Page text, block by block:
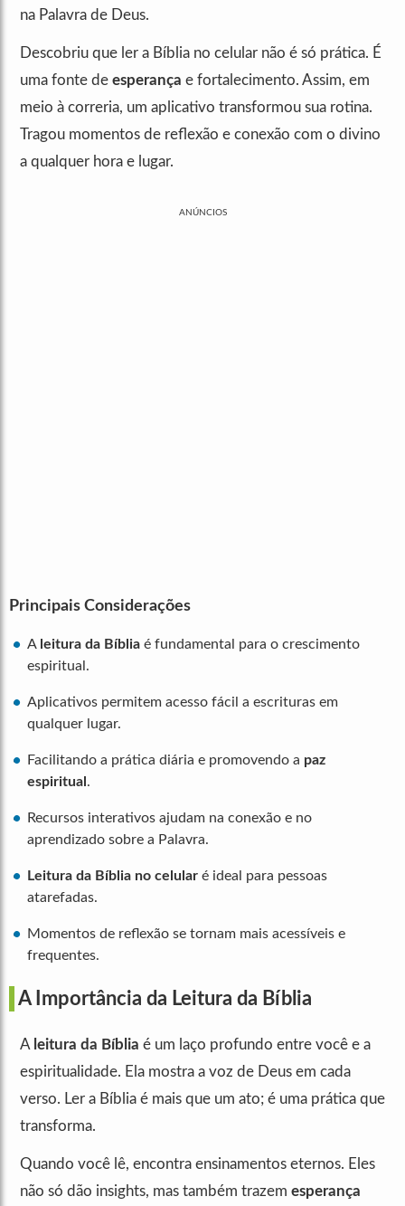
na Palavra de Deus.
Descobriu que ler a Bíblia no celular não é só prática. É
uma fonte de esperança e fortalecimento. Assim, em
meio à correria, um aplicativo transformou sua rotina.
Tragou momentos de reflexão e conexão com o divino
a qualquer hora e lugar.
ANÚNCIOS
Principais Considerações
A leitura da Bíblia é fundamental para o crescimento
espiritual.
Aplicativos permitem acesso fácil a escrituras em
qualquer lugar.
Facilitando a prática diária e promovendo a paz
espiritual .
Recursos interativos ajudam na conexão e no
aprendizado sobre a Palavra.
Leitura da Bíblia no celular é ideal para pessoas
atarefadas.
Momentos de reflexão se tornam mais acessíveis e
frequentes.
A Importância da Leitura da Bíblia
A leitura da Bíblia é um laço profundo entre você e a
espiritualidade. Ela mostra a voz de Deus em cada
verso. Ler a Bíblia é mais que um ato; é uma prática que
transforma.
Quando você lê, encontra ensinamentos eternos. Eles
não só dão insights, mas também trazem esperança